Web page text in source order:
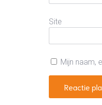
Site
Mijn naam,